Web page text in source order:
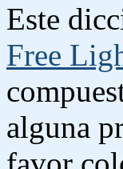
Este
Free
alguna